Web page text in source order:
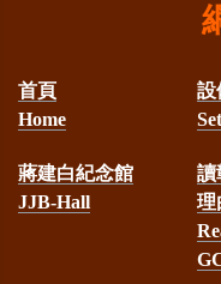
瑾同學榮獲台
本
教育部113年
首頁
Home
設
蔣建白紀念館
JJB-Hall
讀
理